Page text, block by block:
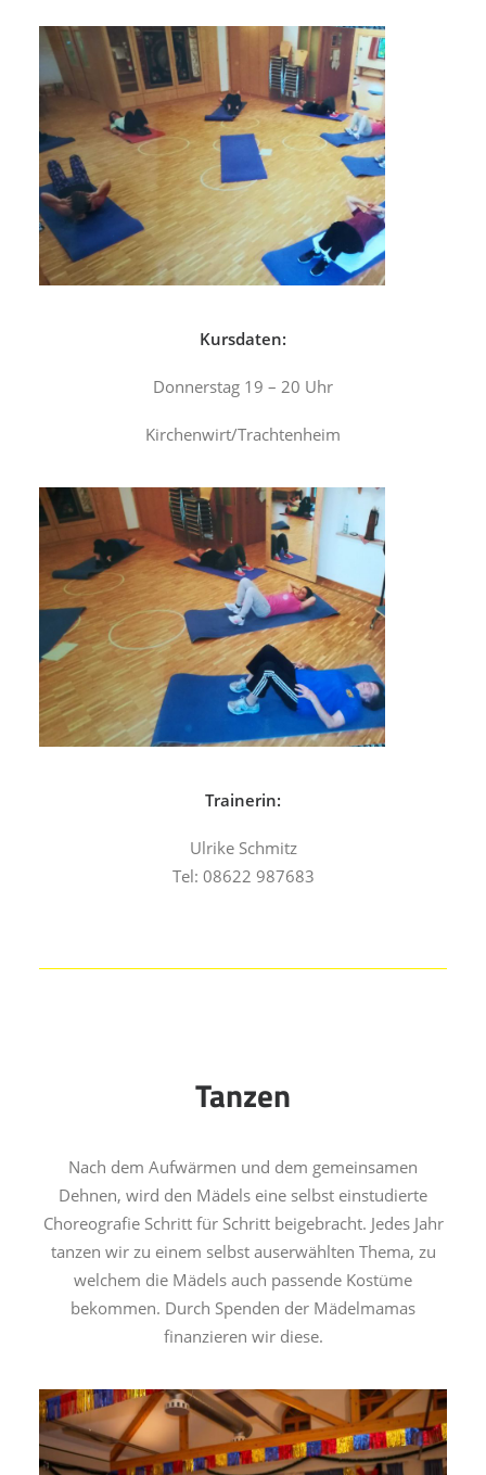
Kursdaten:
Donnerstag 19 – 20 Uhr
Kirchenwirt/Trachtenheim
Trainerin:
Ulrike Schmitz
Tel: 08622 987683
Tanzen
Nach dem Aufwärmen und dem gemeinsamen
Dehnen, wird den Mädels eine selbst einstudierte
Choreografie Schritt für Schritt beigebracht. Jedes Jahr
tanzen wir zu einem selbst auserwählten Thema, zu
welchem die Mädels auch passende Kostüme
bekommen. Durch Spenden der Mädelmamas
finanzieren wir diese.